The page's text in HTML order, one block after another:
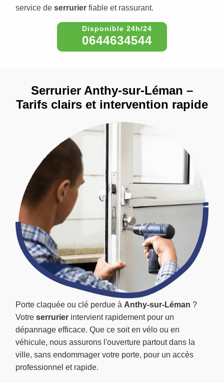
service de serrurier fiable et rassurant.
0644634544
Porte claquée ou clé perdue à Anthy-sur-Léman ?
Votre serrurier intervient rapidement pour un
dépannage efficace. Que ce soit en vélo ou en
véhicule, nous assurons l'ouverture partout dans la
ville, sans endommager votre porte, pour un accès
professionnel et rapide.
Serrurier Anthy-sur-Léman –
Tarifs clairs et intervention rapide